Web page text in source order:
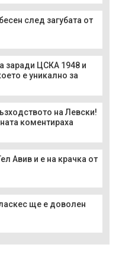
след загубата от
заради ЦСКА 1948 и
е уникално за
на Левски!
коментираха
Авив и е на крачка от
ще е доволен